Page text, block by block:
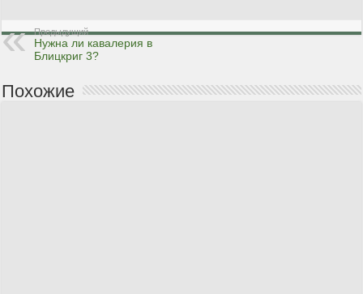
Предыдущий
Нужна ли кавалерия в
Блицкриг 3?
Похожие